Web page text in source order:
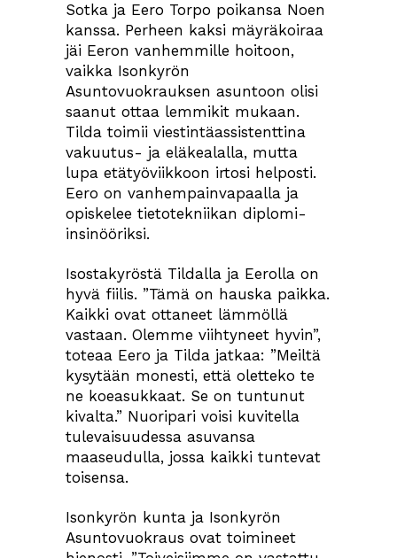
Sotka ja Eero Torpo poikansa Noen
kanssa. Perheen kaksi mäyräkoiraa
jäi Eeron vanhemmille hoitoon,
vaikka Isonkyrön
Asuntovuokrauksen asuntoon olisi
saanut ottaa lemmikit mukaan.
Tilda toimii viestintäassistenttina
vakuutus- ja eläkealalla, mutta
lupa etätyöviikkoon irtosi helposti.
Eero on vanhempainvapaalla ja
opiskelee tietotekniikan diplomi-
insinööriksi.
Isostakyröstä Tildalla ja Eerolla on
hyvä fiilis. ”Tämä on hauska paikka.
Kaikki ovat ottaneet lämmöllä
vastaan. Olemme viihtyneet hyvin”,
toteaa Eero ja Tilda jatkaa: ”Meiltä
kysytään monesti, että oletteko te
ne koeasukkaat. Se on tuntunut
kivalta.” Nuoripari voisi kuvitella
tulevaisuudessa asuvansa
maaseudulla, jossa kaikki tuntevat
toisensa.
Isonkyrön kunta ja Isonkyrön
Asuntovuokraus ovat toimineet